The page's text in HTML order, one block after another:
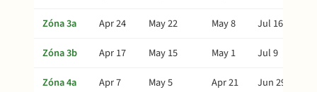
Zóna 3a
Apr 24 May 22 May 8
Jul 16
Zóna 3b
Apr 17 May 15 May 1
Jul 9
Zóna 4a
Apr 7 May 5 Apr 21
Jun 29